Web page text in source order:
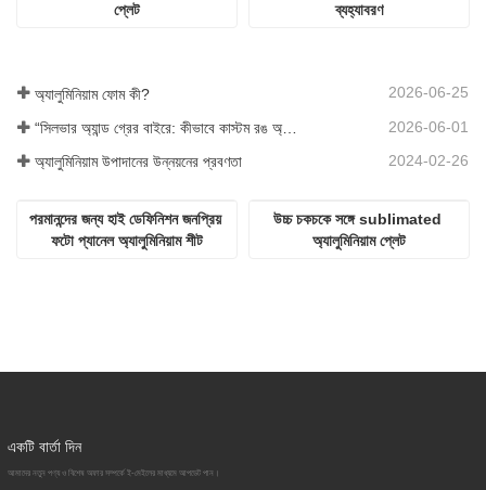
প্লেট
ব্যহ্যাবরণ
অ্যালুমিনিয়াম ফোম কী? 2026-06-25
“সিলভার অ্যান্ড গ্রের বাইরে: কীভাবে কাস্টম রঙ অ্যালুমিনিয়াম ফোমের জন্য অসীম সম্ভাবনা উন্মোচন করে?” 2026-06-01
অ্যালুমিনিয়াম উপাদানের উন্নয়নের প্রবণতা 2024-02-26
পরমানন্দের জন্য হাই ডেফিনিশন জনপ্রিয়
ফটো প্যানেল অ্যালুমিনিয়াম শীট
উচ্চ চকচকে সঙ্গে sublimated
অ্যালুমিনিয়াম প্লেট
একটি বার্তা দিন
আমাদের নতুন পণ্য ও বিশেষ অফার সম্পর্কে ই-মেইলের মাধ্যমে আপডেট পান।